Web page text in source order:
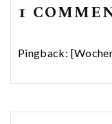
1
Pingback: